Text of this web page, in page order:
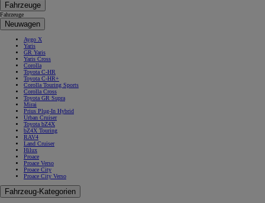
Fahrzeuge
Fahrzeuge
Neuwagen
Aygo X
Yaris
GR Yaris
Yaris Cross
Corolla
Toyota C-HR
Toyota C-HR+
Corolla Touring Sports
Corolla Cross
Toyota GR Supra
Mirai
Prius Plug-In Hybrid
Urban Cruiser
Toyota bZ4X
bZ4X Touring
RAV4
Land Cruiser
Hilux
Proace
Proace Verso
Proace City
Proace City Verso
Fahrzeug-Kategorien